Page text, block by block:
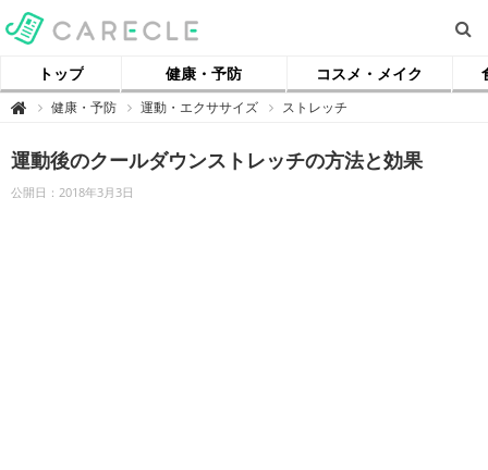
トップ 健康・予防 コスメ・メイク
 【
ル
】
健康・予防 運動・エクササイズ ストレッチ
運動後のクールダウンストレッチの方法と効果
公開日：2018年3月3日